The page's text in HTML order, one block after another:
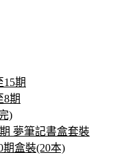
期
8期
)
夢筆記書盒套裝
期盒裝(20本)